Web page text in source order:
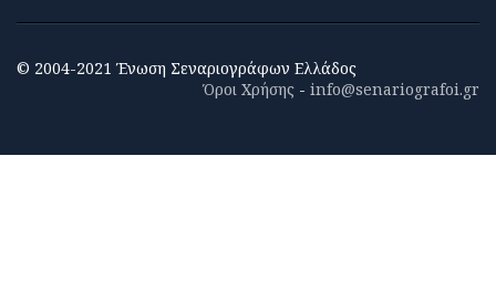
© 2004-2021 Ένωση Σεναριογράφων Ελλάδος
Όροι Χρήσης - info@senariografoi.gr